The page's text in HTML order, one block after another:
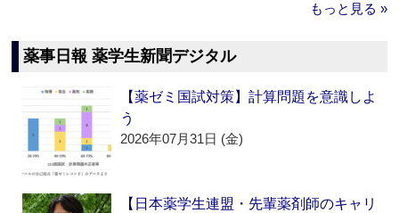
もっと見る »
薬事日報 薬学生新聞デジタル
【薬ゼミ国試対策】計算問題を意識しよ
う
2026年07月31日 (金)
【日本薬学生連盟・先輩薬剤師のキャリ